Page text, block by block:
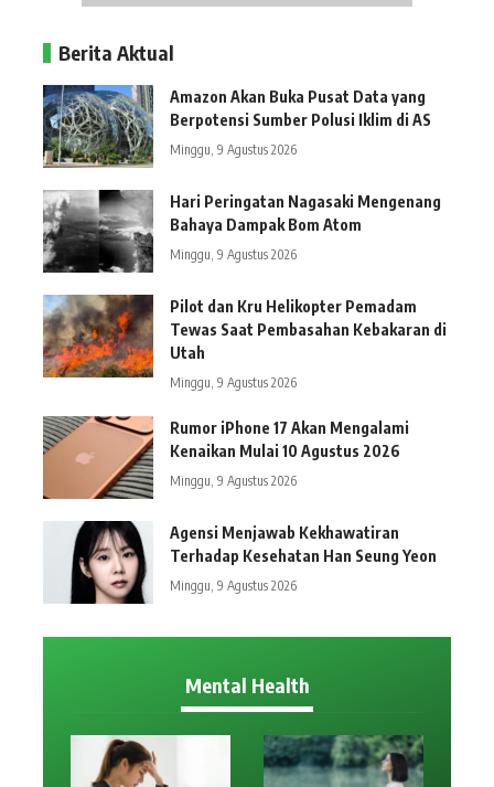
Berita Aktual
Amazon Akan Buka Pusat Data yang
Berpotensi Sumber Polusi Iklim di AS
Minggu, 9 Agustus 2026
Hari Peringatan Nagasaki Mengenang
Bahaya Dampak Bom Atom
Minggu, 9 Agustus 2026
Pilot dan Kru Helikopter Pemadam
Tewas Saat Pembasahan Kebakaran di
Utah
Minggu, 9 Agustus 2026
Rumor iPhone 17 Akan Mengalami
Kenaikan Mulai 10 Agustus 2026
Minggu, 9 Agustus 2026
Agensi Menjawab Kekhawatiran
Terhadap Kesehatan Han Seung Yeon
Minggu, 9 Agustus 2026
Mental Health